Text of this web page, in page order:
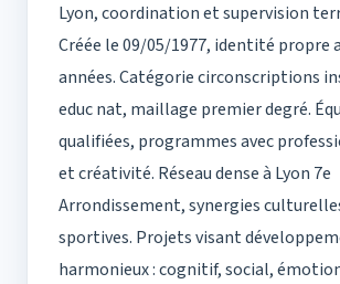
Lyon, coordination et supervision
Créée le 09/05/1977, identité propre
années. Catégorie circonscriptions
educ nat, maillage premier degré.
qualifiées, programmes avec
et créativité. Réseau dense à Lyon 7e
Arrondissement, synergies
sportives. Projets visant
harmonieux : cognitif, social,